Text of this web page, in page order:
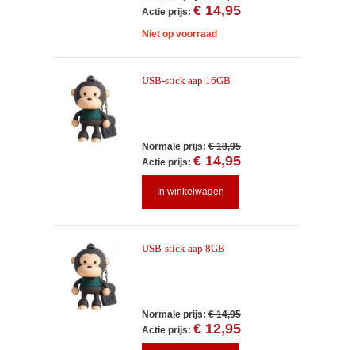
Actie prijs: € 14,95
Niet op voorraad
USB-stick aap 16GB
Normale prijs: € 18,95
Actie prijs: € 14,95
In winkelwagen
USB-stick aap 8GB
Normale prijs: € 14,95
Actie prijs: € 12,95